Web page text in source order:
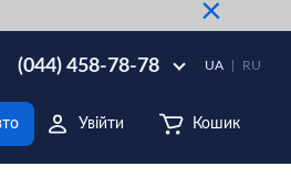
×
(044) 458-78-78 UA RU
Увійти Кошик